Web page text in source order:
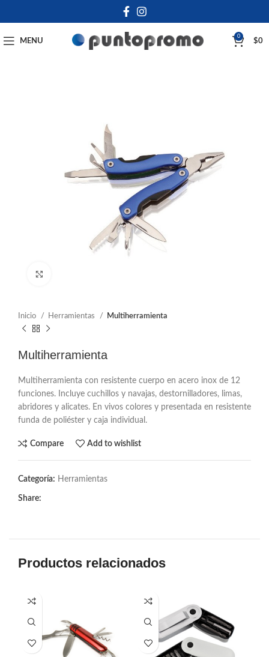
MENU
0
$0
Inicio Herramientas Multiherramienta
Multiherramienta
Multiherramienta con resistente cuerpo en acero inox de 12
funciones. Incluye cuchillos y navajas, destornilladores, limas,
abridores y alicates. En vivos colores y presentada en resistente
funda de poliéster y caja individual.
Compare Add to wishlist
Categoría: Herramientas
Share:
Productos relacionados